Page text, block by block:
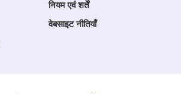
नियम एवं शर्तें
वेबसाइट नीतियाँ